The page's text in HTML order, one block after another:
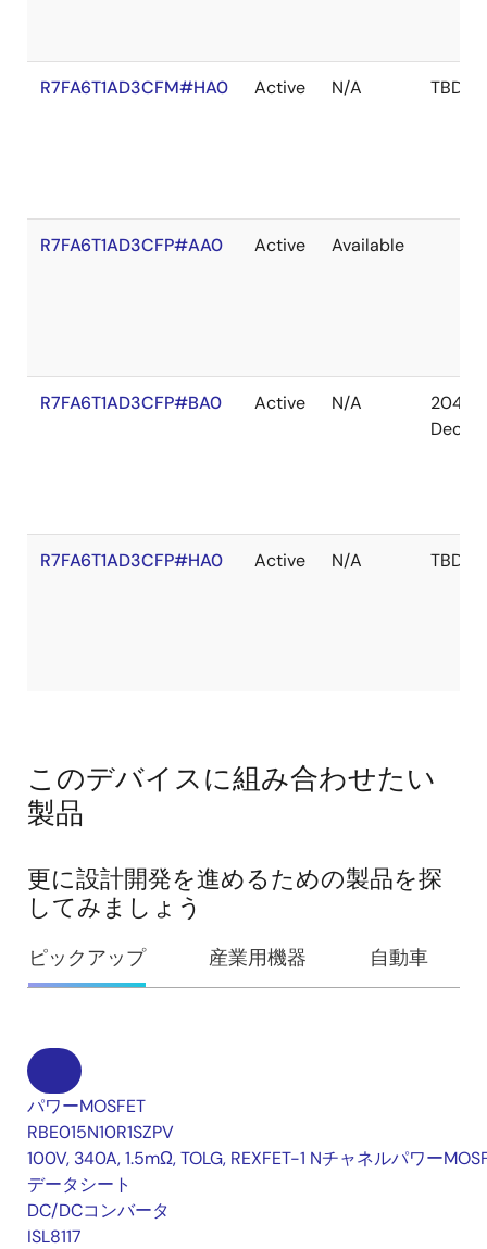
R7FA6T1AD3CFM#HA0 Active N/A TBD
R7FA6T1AD3CFP#AA0 Active Available
R7FA6T1AD3CFP#BA0 Active N/A
2041
Dec
R7FA6T1AD3CFP#HA0 Active N/A TBD
このデバイスに組み合わせたい
製品
更に設計開発を進めるための製品を探
してみましょう
ピックアップ 産業用機器 自動車
パワーMOSFET
RBE015N10R1SZPV
100V, 340A, 1.5mΩ, TOLG, REXFET-1 Nチャネルパワー
データシート
DC/DCコンバータ
ISL8117